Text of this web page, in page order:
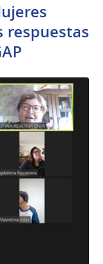
respuestas